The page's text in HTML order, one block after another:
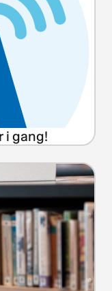
i gang!